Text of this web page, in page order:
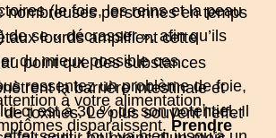
nombreuses personnes en temps
lourds amplifient cette
point que des substances
la barrière intestinale et
toxines. Le plus souvent l’effet
(le foie, les reins et la peau
de se « décrasser », afin qu’ils
du mieux possible ces
ressentez un problème de foie,
ci est à 30 % de son potentiel. Il
à votre alimentation,
disparaissent. Prendre